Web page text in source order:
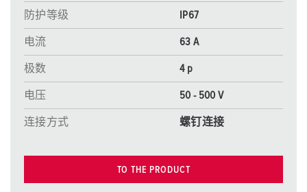
防护等级
IP67
电流 63 A
极数 4 p
电压 50 - 500 V
连接方式 螺钉连接
TO THE PRODUCT